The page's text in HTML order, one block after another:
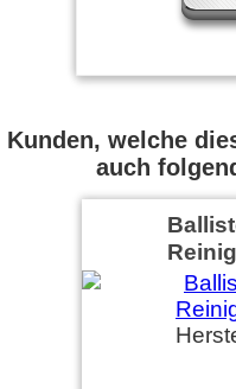
Kunden, welche
auch